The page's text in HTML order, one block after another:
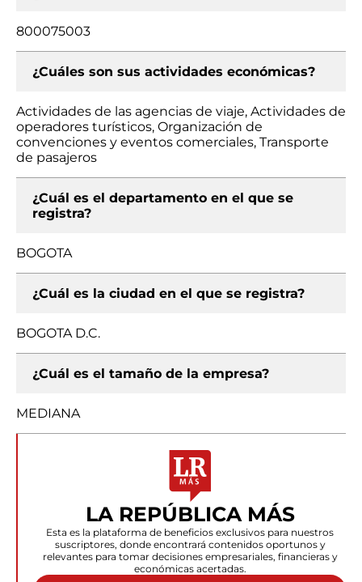
800075003
¿Cuáles son sus actividades económicas?
Actividades de las agencias de viaje, Actividades de
operadores turísticos, Organización de
convenciones y eventos comerciales, Transporte
de pasajeros
¿Cuál es el departamento en el que se
registra?
BOGOTA
¿Cuál es la ciudad en el que se registra?
BOGOTA D.C.
¿Cuál es el tamaño de la empresa?
MEDIANA
LA REPÚBLICA MÁS
Esta es la plataforma de beneficios exclusivos para nuestros
suscriptores, donde encontrará contenidos oportunos y
relevantes para tomar decisiones empresariales, financieras y
económicas acertadas.